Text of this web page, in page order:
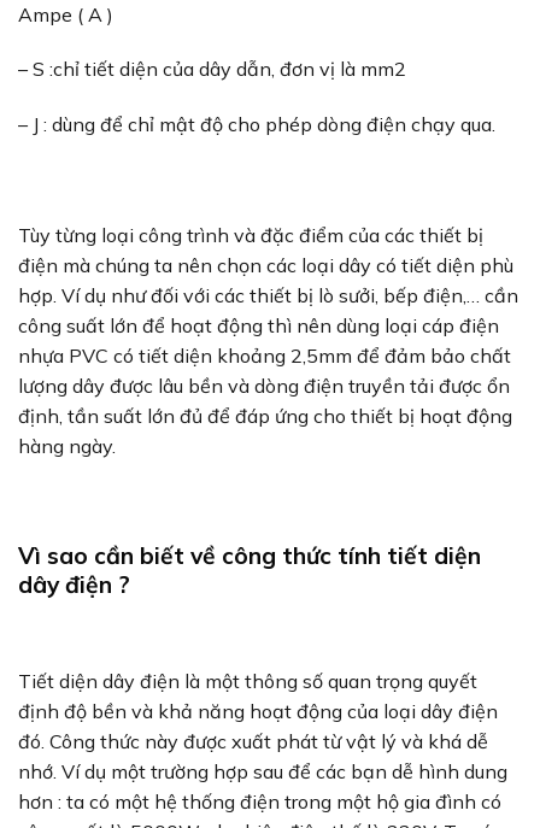
Ampe ( A )
– S :chỉ tiết diện của dây dẫn, đơn vị là mm2
– J : dùng để chỉ mật độ cho phép dòng điện chạy qua.
Tùy từng loại công trình và đặc điểm của các thiết bị
điện mà chúng ta nên chọn các loại dây có tiết diện phù
hợp. Ví dụ như đối với các thiết bị lò sưởi, bếp điện,… cần
công suất lớn để hoạt động thì nên dùng loại cáp điện
nhựa PVC có tiết diện khoảng 2,5mm để đảm bảo chất
lượng dây được lâu bền và dòng điện truyền tải được ổn
định, tần suất lớn đủ để đáp ứng cho thiết bị hoạt động
hàng ngày.
Vì sao cần biết về công thức tính tiết diện
dây điện ?
Tiết diện dây điện là một thông số quan trọng quyết
định độ bền và khả năng hoạt động của loại dây điện
đó. Công thức này được xuất phát từ vật lý và khá dễ
nhớ. Ví dụ một trường hợp sau để các bạn dễ hình dung
hơn : ta có một hệ thống điện trong một hộ gia đình có